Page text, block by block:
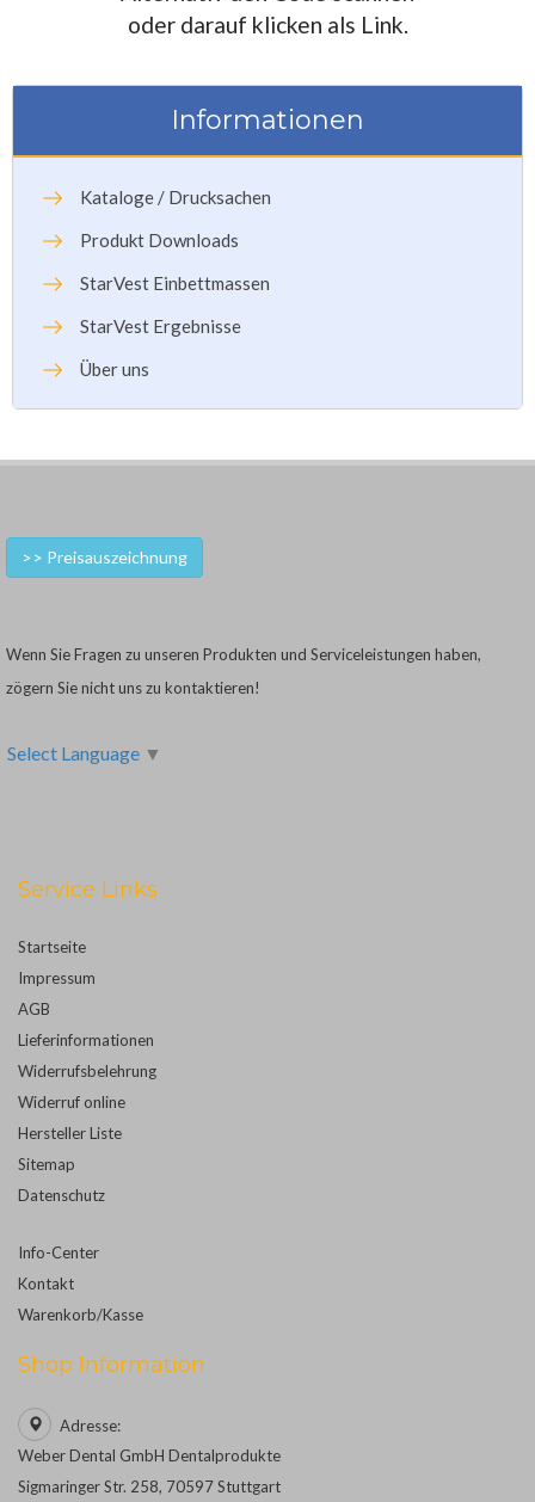
oder darauf klicken als Link.
Informationen
Kataloge / Drucksachen
Produkt Downloads
StarVest Einbettmassen
StarVest Ergebnisse
Über uns
>> Preisauszeichnung
Wenn Sie Fragen zu unseren Produkten und Serviceleistungen haben,
zögern Sie nicht uns zu kontaktieren!
Select Language ▼
Service Links
Startseite
Impressum
AGB
Lieferinformationen
Widerrufsbelehrung
Widerruf online
Hersteller Liste
Sitemap
Datenschutz
Info-Center
Kontakt
Warenkorb/Kasse
Shop Information
Adresse:
Weber Dental GmbH Dentalprodukte
Sigmaringer Str. 258, 70597 Stuttgart